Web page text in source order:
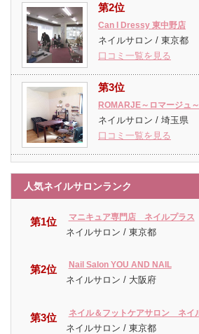
第2位
Can I Dressy 東中野店
ネイルサロン / 東京都
口コミ一覧を見る
第3位
ROMARJE～ロマージュ～
ネイルサロン / 埼玉県
口コミ一覧を見る
人気ネイルサロンランク
第1位 マニキュア専門店 ネイルプラス
ネイルサロン / 東京都
第2位 Nail Salon YOU AND NAIL
ネイルサロン / 大阪府
第3位 ネイル＆フットケアサロン ネイ
ネイルサロン / 東京都